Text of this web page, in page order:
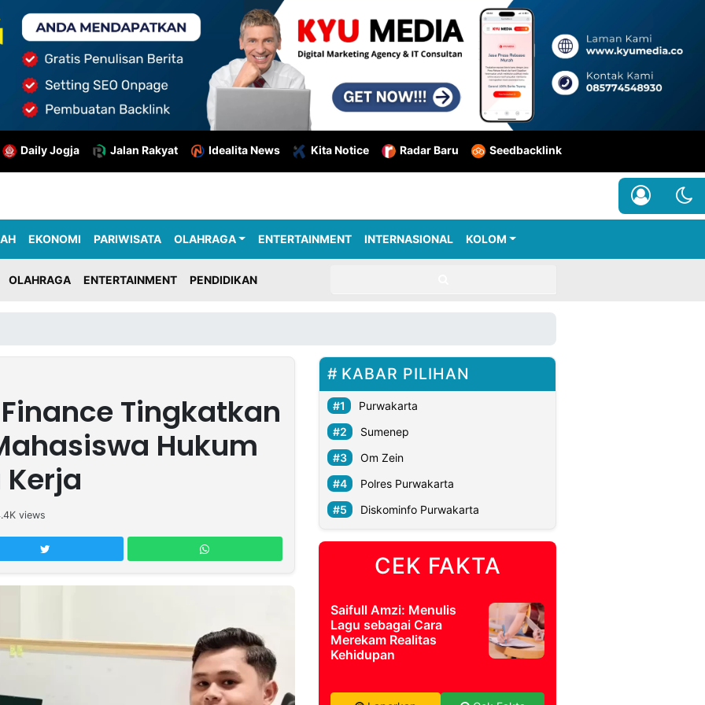
Daily Jogja Jalan Rakyat Idealita News Kita Notice Radar Baru Seedbacklink
EKONOMI PARIWISATA OLAHRAGA ENTERTAINMENT INTERNASIONAL KOLOM
OLAHRAGA ENTERTAINMENT PENDIDIKAN
Tingkatkan
Hukum
views
KABAR PILIHAN
Purwakarta
Sumenep
Om Zein
Polres Purwakarta
Diskominfo Purwakarta
CEK FAKTA
Saifull Amzi: Menulis
Lagu sebagai Cara
Merekam Realitas
Kehidupan